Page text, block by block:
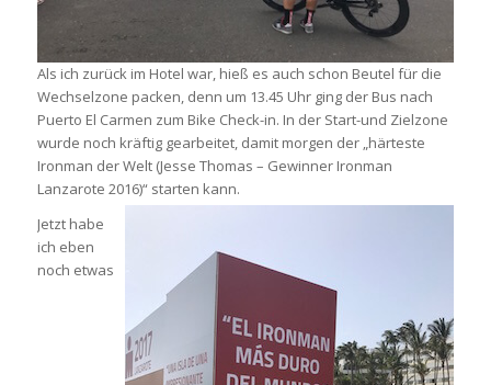
Als ich zurück im Hotel war, hieß es auch schon Beutel für die
Wechselzone packen, denn um 13.45 Uhr ging der Bus nach
Puerto El Carmen zum Bike Check-in. In der Start-und Zielzone
wurde noch kräftig gearbeitet, damit morgen der „härteste
Ironman der Welt (Jesse Thomas – Gewinner Ironman
Lanzarote 2016)“ starten kann.
Jetzt habe
ich eben
noch etwas